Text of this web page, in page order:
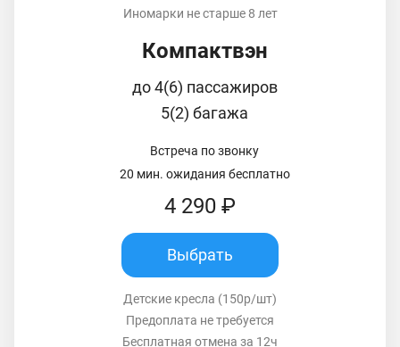
Иномарки не старше 8 лет
Компактвэн
до 4(6) пассажиров
5(2) багажа
Встреча по звонку
20 мин. ожидания бесплатно
4 290 ₽
Выбрать
Детские кресла (150р/шт)
Предоплата не требуется
Бесплатная отмена за 12ч